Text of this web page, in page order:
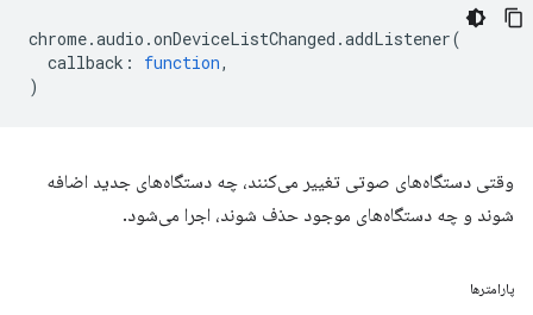
chrome.audio .onDeviceListChanged .addListener(
callback : function,
)
وقتی دستگاه‌های صوتی تغییر می‌کنند، چه دستگاه‌های جدید اضافه
شوند و چه دستگاه‌های موجود حذف شوند، اجرا می‌شود.
پارامترها